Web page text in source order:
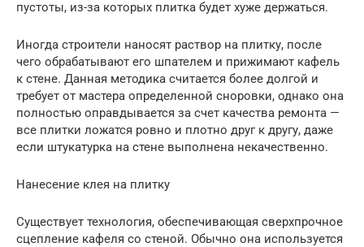
пустоты, из-за которых плитка будет хуже держаться.
Иногда строители наносят раствор на плитку, после
чего обрабатывают его шпателем и прижимают кафель
к стене. Данная методика считается более долгой и
требует от мастера определенной сноровки, однако она
полностью оправдывается за счет качества ремонта —
все плитки ложатся ровно и плотно друг к другу, даже
если штукатурка на стене выполнена некачественно.
Нанесение клея на плитку
Существует технология, обеспечивающая сверхпрочное
сцепление кафеля со стеной. Обычно она используется